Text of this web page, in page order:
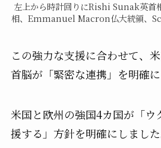
左上から時計回りにRishi Sunak英
相、Emmanuel Macron仏大統領、
この強力な支援に合わせて、
首脳が「緊密な連携」を明確に
米国と欧州の強国4カ国が「ウ
援する」方針を明確にしました